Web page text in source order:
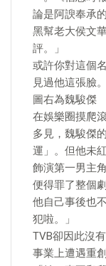
論是阿諛奉承
黑幫老大侯文
評。」
或許你對這個
見過他這張臉。
圖右為魏駿傑
在娛樂圈摸爬
多見，魏駿傑
運」。但他未
飾演第一男主
便得罪了整個劇
他自己事後也
犯啦。」
TVB卻因此沒
事業上遭遇重